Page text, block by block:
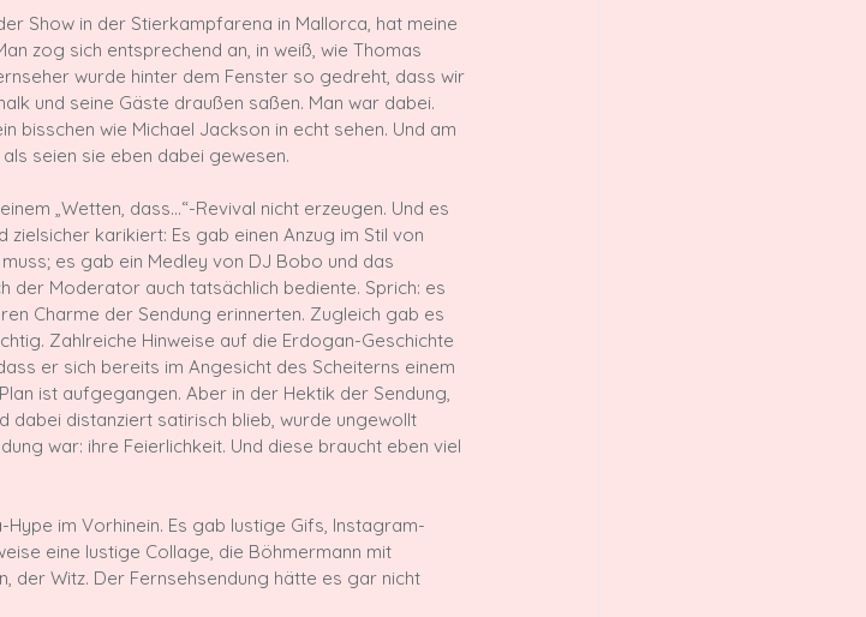
Show in der Stierkampfarena in Mallorca, hat meine
zog sich entsprechend an, in weiß, wie Thomas
wurde hinter dem Fenster so gedreht, dass wir
und seine Gäste draußen saßen. Man war dabei.
bisschen wie Michael Jackson in echt sehen. Und am
seien sie eben dabei gewesen.
„Wetten, dass…“-Revival nicht erzeugen. Und es
karikiert: Es gab einen Anzug im Stil von
es gab ein Medley von DJ Bobo und das
der Moderator auch tatsächlich bediente. Sprich: es
Charme der Sendung erinnerten. Zugleich gab es
Zahlreiche Hinweise auf die Erdogan-Geschichte
er sich bereits im Angesicht des Scheiterns einem
ist aufgegangen. Aber in der Hektik der Sendung,
dabei distanziert satirisch blieb, wurde ungewollt
war: ihre Feierlichkeit. Und diese braucht eben viel
im Vorhinein. Es gab lustige Gifs, Instagram-
eine lustige Collage, die Böhmermann mit
der Witz. Der Fernsehsendung hätte es gar nicht